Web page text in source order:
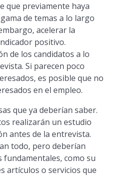
que previamente haya
de temas a lo largo
acelerar la
positivo.
de los candidatos a lo
Si parecen poco
es posible que no
en el empleo.
que ya deberían saber.
realizarán un estudio
antes de la entrevista.
todo, pero deberían
fundamentales, como su
artículos o servicios que